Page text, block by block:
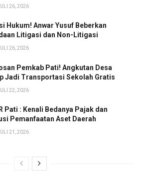
26, 2026
Hukum! Anwar Yusuf Beberkan
Litigasi dan Non-Litigasi
26, 2026
Pemkab Pati! Angkutan Desa
Jadi Transportasi Sekolah Gratis
22, 2026
Pati : Kenali Bedanya Pajak dan
Pemanfaatan Aset Daerah
21, 2026